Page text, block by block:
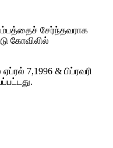
சேர்ந்தவராக
கோவிலில்
7,1996 & பிப்ரவரி